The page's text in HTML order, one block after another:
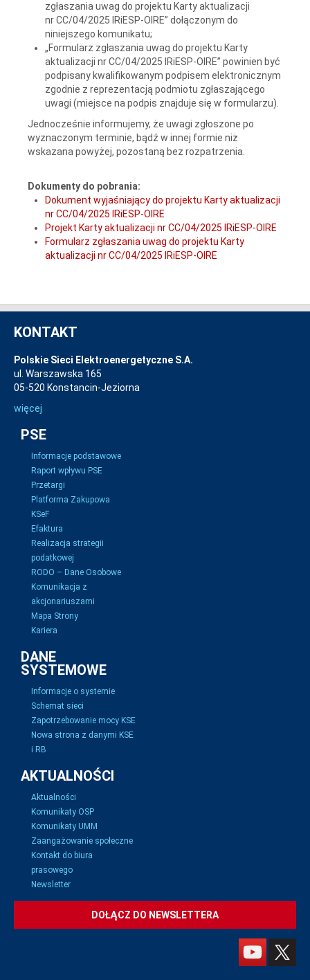
zgłaszania uwag do projektu Karty aktualizacji
nr CC/04/2025 IRiESP-OIRE” dołączonym do
niniejszego komunikatu;
„Formularz zgłaszania uwag do projektu Karty
aktualizacji nr CC/04/2025 IRiESP-OIRE” powinien być
podpisany kwalifikowanym podpisem elektronicznym
zgodnie z reprezentacją podmiotu zgłaszającego
uwagi (miejsce na podpis znajduje się w formularzu).
Jednocześnie informujemy, że uwagi zgłoszone po
wyznaczonym terminie, bądź w innej formie niż
wskazana powyżej, pozostaną bez rozpatrzenia.
Dokumenty do pobrania:
Dokument wyjaśniający do projektu Karty aktualizacji
nr CC/04/2025 IRiESP-OIRE
Projekt Karty aktualizacji nr CC/04/2025 IRiESP-OIRE
Formularz zgłaszania uwag do projektu Karty
aktualizacji nr CC/04/2025 IRiESP-OIRE
KONTAKT
Polskie Sieci Elektroenergetyczne S.A.
ul. Warszawska 165
05-520 Konstancin-Jeziorna
więcej
PSE
Informacje podstawowe
Raport wpływu PSE
Przetargi
Platforma Zakupowa
KSeF
Efaktura
Realizacja strategii
podatkowej
RODO – Dane Osobowe
Komunikacja z
akcjonariuszami
Mapa Strony
Kariera
DANE
SYSTEMOWE
Informacje o systemie
Schemat sieci
Zapotrzebowanie mocy KSE
Nowa strona z danymi KSE
i RB
AKTUALNOŚCI
Aktualności
Komunikaty OSP
Komunikaty UMM
Zaangażowanie społeczne
Kontakt do biura
prasowego
Newsletter
DOŁĄCZ DO NEWSLETTERA